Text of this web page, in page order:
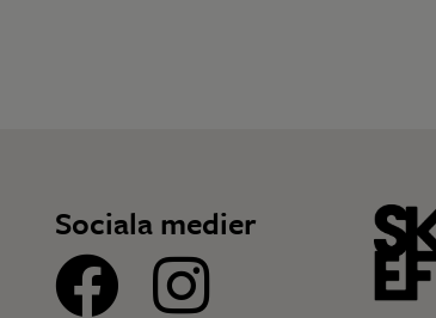
Sociala medier